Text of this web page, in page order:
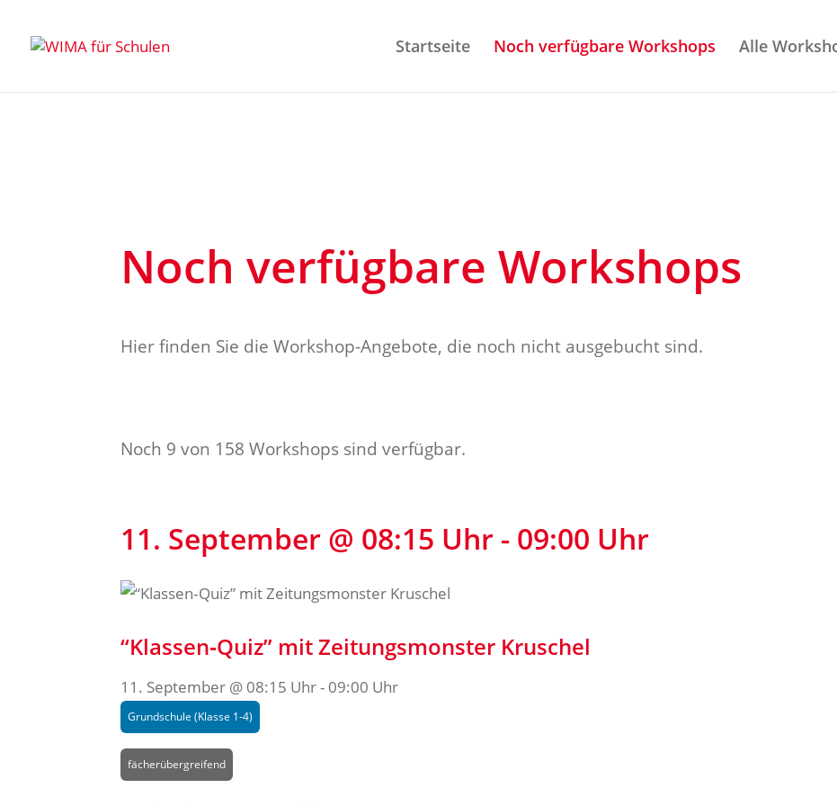
Startseite Noch verfügbare Workshops Alle
Noch verfügbare Workshops
Hier finden Sie die Workshop-Angebote, die noch nicht ausgebucht sind.
Noch 9 von 158 Workshops sind verfügbar.
11. September @ 08:15 Uhr - 09:00 Uhr
“Klassen‐Quiz” mit Zeitungsmonster Kruschel
11. September @ 08:15 Uhr- 09:00 Uhr
Grundschule (Klasse 1-4)
fächerübergreifend